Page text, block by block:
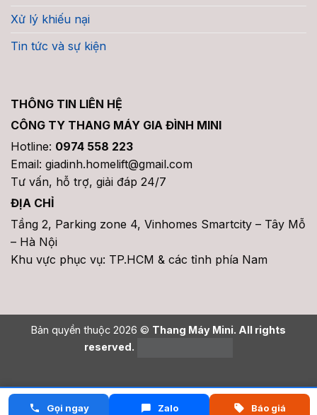
Xử lý khiếu nại
Tin tức và sự kiện
THÔNG TIN LIÊN HỆ
CÔNG TY THANG MÁY GIA ĐÌNH MINI
Hotline: 0974 558 223
Email: giadinh.homelift@gmail.com
Tư vấn, hỗ trợ, giải đáp 24/7
ĐỊA CHỈ
Tầng 2, Parking zone 4, Vinhomes Smartcity – Tây Mỗ
– Hà Nội
Khu vực phục vụ: TP.HCM & các tỉnh phía Nam
Bản quyền thuộc 2026 © Thang Máy Mini. All rights
reserved.
Gọi ngay Zalo Báo giá